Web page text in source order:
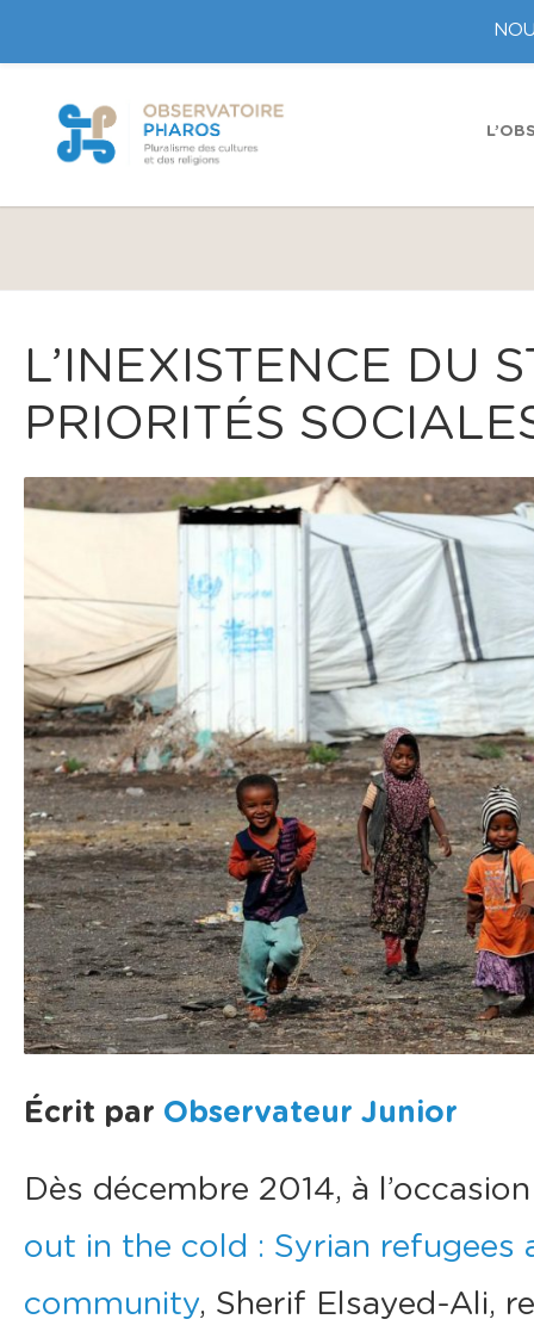
L’INEXISTENCE DU
PRIORITÉS
Écrit par Observateur Junior
Dès décembre 2014, à
out in the cold : Syrian
community, Sherif Elsayed-Ali,